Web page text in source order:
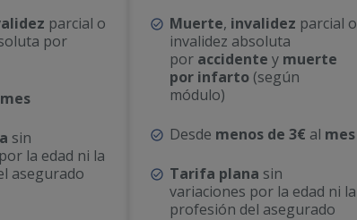
parcial o
por
mes
sin
la edad ni la
asegurado
Muerte, invalidez parcial o
invalidez absoluta
por accidente y muerte
por infarto (según
módulo)
Desde menos de 3€ al mes
Tarifa plana sin
variaciones por la edad ni la
profesión del asegurado